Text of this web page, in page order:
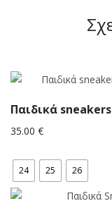
35.00 €
24 25 26